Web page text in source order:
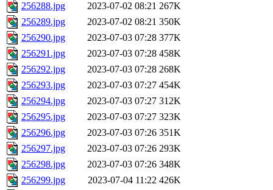
256288.jpg
2023-07-02 08:21 267K
256289.jpg
2023-07-02 08:21 350K
256290.jpg
2023-07-03 07:28 377K
256291.jpg
2023-07-03 07:28 458K
256292.jpg
2023-07-03 07:28 268K
256293.jpg
2023-07-03 07:27 454K
256294.jpg
2023-07-03 07:27 312K
256295.jpg
2023-07-03 07:27 323K
256296.jpg
2023-07-03 07:26 351K
256297.jpg
2023-07-03 07:26 293K
256298.jpg
2023-07-03 07:26 348K
256299.jpg
2023-07-04 11:22 426K